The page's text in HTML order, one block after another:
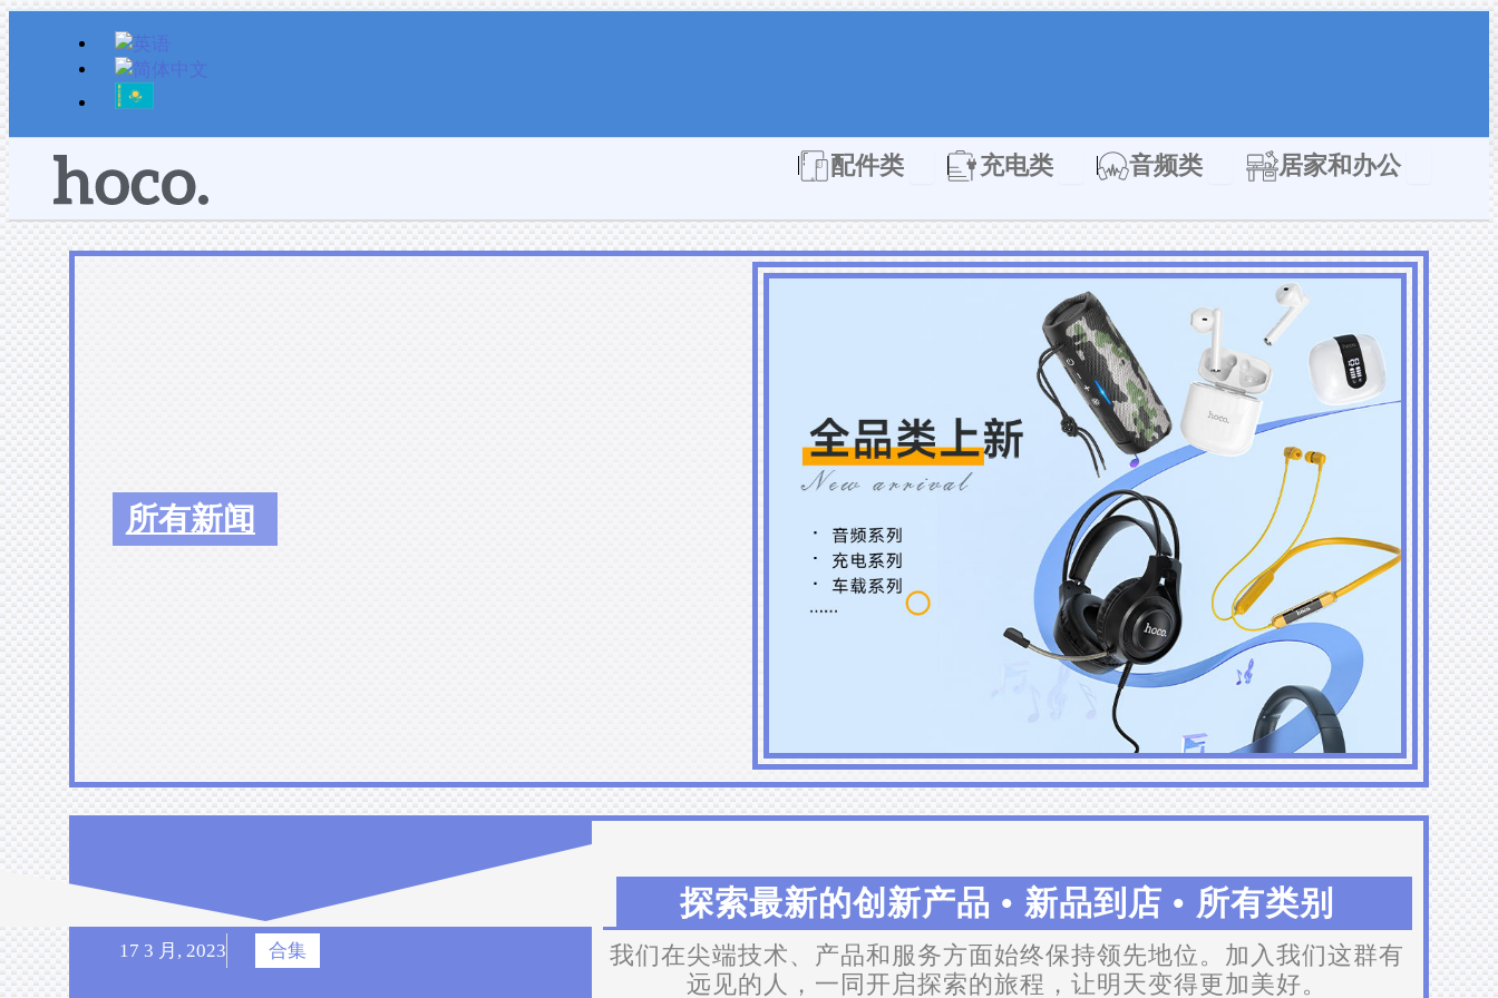
跳
至
内
容
配件类 Open 配件类充电类 Open 充电类音频类 Open 音频类居家和办公 Open 居家
所有新闻
17 3 月, 2023 合集
探索最新的创新产品 • 新品到店 • 所有类别
我们在尖端技术、产品和服务方面始终保持领先地位。加入我们这群有
远见的人，一同开启探索的旅程，让明天变得更加美好。